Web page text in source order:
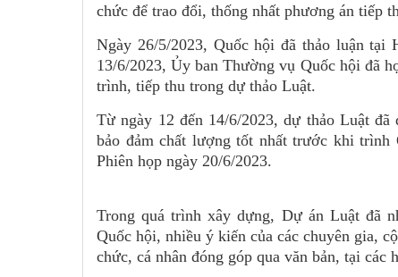
chức để trao đổi, thống nhất phương án tiếp
Ngày 26/5/2023, Quốc hội đã thảo luận
13/6/2023, Ủy ban Thường vụ Quốc hội đã
trình, tiếp thu trong dự thảo Luật.
Từ ngày 12 đến 14/6/2023, dự thảo Luật
bảo đảm chất lượng tốt nhất trước khi trình
Phiên họp ngày 20/6/2023.
Trong quá trình xây dựng, Dự án Luật đã
Quốc hội, nhiều ý kiến của các chuyên gia,
chức, cá nhân đóng góp qua văn bản, tại